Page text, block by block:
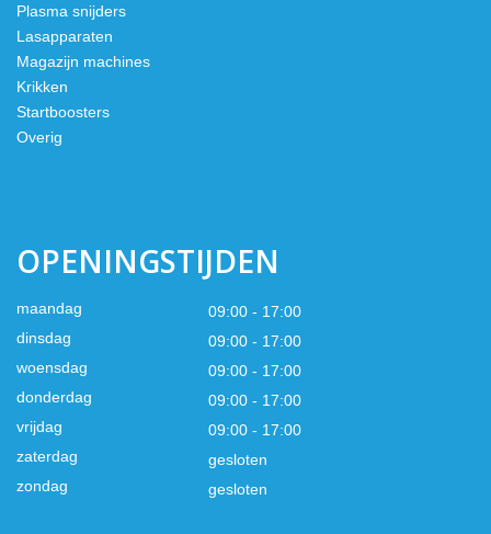
Plasma snijders
Lasapparaten
Magazijn machines
Krikken
Startboosters
Overig
OPENINGSTIJDEN
maandag
09:00 - 17:00
dinsdag
09:00 - 17:00
woensdag
09:00 - 17:00
donderdag
09:00 - 17:00
vrijdag
09:00 - 17:00
zaterdag
gesloten
zondag
gesloten